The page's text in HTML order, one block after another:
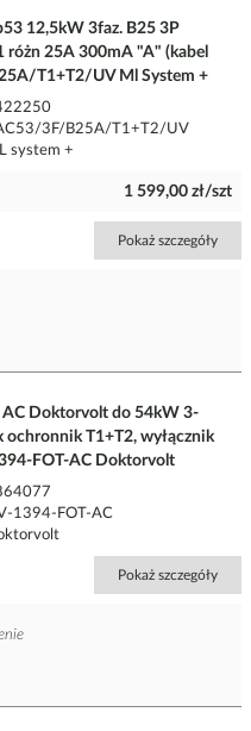
12,5kW 3faz. B25 3P
różn 25A 300mA "A" (kabel
T1+T2/UV Ml System +
3F/B25A/T1+T2/UV
system +
1 599,00 zł/szt
Pokaż szczegóły
AC Doktorvolt do 54kW 3-
ochronnik T1+T2, wyłącznik
FOT-AC Doktorvolt
1394-FOT-AC
Pokaż szczegóły